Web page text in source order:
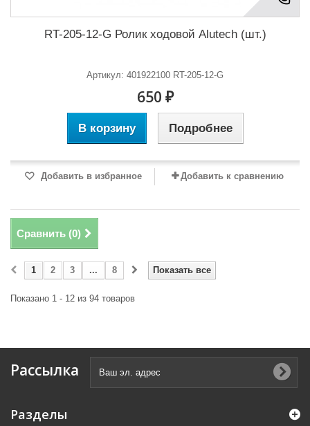
RT-205-12-G Ролик ходовой Alutech (шт.)
Артикул: 401922100 RT-205-12-G
650 ₽
В корзину Подробнее
Добавить в избранное Добавить к сравнению
Сравнить (0)
Показать все
1 2 3 ... 8
Показано 1 - 12 из 94 товаров
Рассылка
Разделы